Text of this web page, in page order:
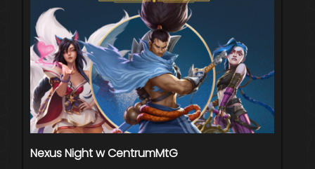
Nexus Night w CentrumMtG